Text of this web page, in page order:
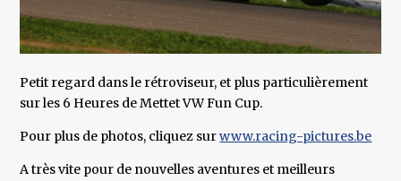
Petit regard dans le rétroviseur, et plus particulièrement
sur les 6 Heures de Mettet VW Fun Cup.
Pour plus de photos, cliquez surwww.racing-pictures.be
A très vite pour de nouvelles aventures et meilleurs